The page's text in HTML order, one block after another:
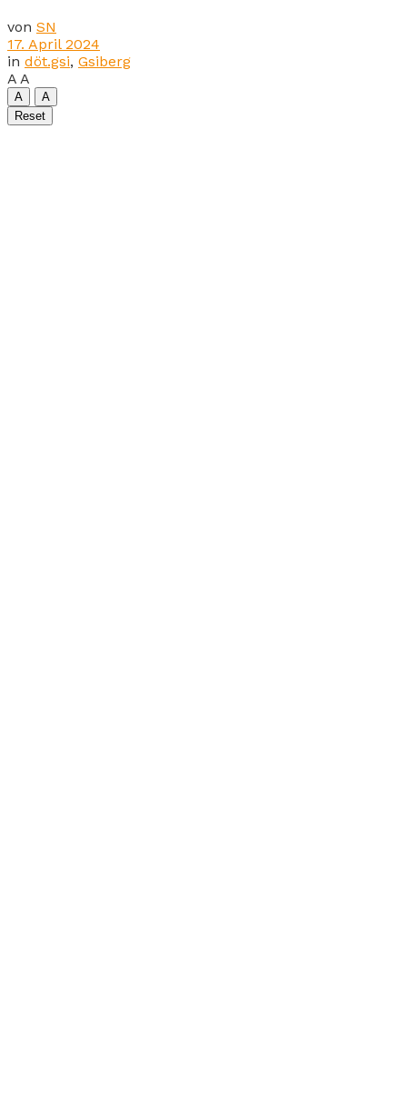
von SN
17. April 2024
in döt.gsi, Gsiberg
A A
A
A
Reset